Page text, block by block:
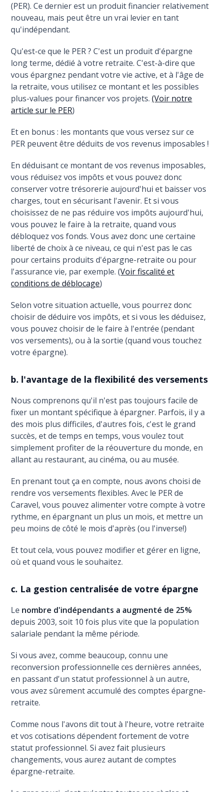
(PER). Ce dernier est un produit financier relativement
nouveau, mais peut être un vrai levier en tant
qu'indépendant.
Qu'est-ce que le PER ? C'est un produit d'épargne
long terme, dédié à votre retraite. C'est-à-dire que
vous épargnez pendant votre vie active, et à l'âge de
la retraite, vous utilisez ce montant et les possibles
plus-values pour financer vos projets.(Voir notre
article sur le PER)
Et en bonus : les montants que vous versez sur ce
PER peuvent être déduits de vos revenus imposables !
En déduisant ce montant de vos revenus imposables,
vous réduisez vos impôts et vous pouvez donc
conserver votre trésorerie aujourd'hui et baisser vos
charges, tout en sécurisant l'avenir. Et si vous
choisissez de ne pas réduire vos impôts aujourd'hui,
vous pouvez le faire à la retraite, quand vous
débloquez vos fonds. Vous avez donc une certaine
liberté de choix à ce niveau, ce qui n'est pas le cas
pour certains produits d'épargne-retraite ou pour
l'assurance vie, par exemple. (Voir fiscalité et
conditions de déblocage)
Selon votre situation actuelle, vous pourrez donc
choisir de déduire vos impôts, et si vous les déduisez,
vous pouvez choisir de le faire à l'entrée (pendant
vos versements), ou à la sortie (quand vous touchez
votre épargne).
b. l'avantage de la flexibilité des versements
Nous comprenons qu'il n'est pas toujours facile de
fixer un montant spécifique à épargner. Parfois, il y a
des mois plus difficiles, d'autres fois, c'est le grand
succès, et de temps en temps, vous voulez tout
simplement profiter de la réouverture du monde, en
allant au restaurant, au cinéma, ou au musée.
En prenant tout ça en compte, nous avons choisi de
rendre vos versements flexibles. Avec le PER de
Caravel, vous pouvez alimenter votre compte à votre
rythme, en épargnant un plus un mois, et mettre un
peu moins de côté le mois d'après (ou l'inverse!)
Et tout cela, vous pouvez modifier et gérer en ligne,
où et quand vous le souhaitez.
c. La gestion centralisée de votre épargne
Le nombre d'indépendants a augmenté de 25%
depuis 2003, soit 10 fois plus vite que la population
salariale pendant la même période.
Si vous avez, comme beaucoup, connu une
reconversion professionnelle ces dernières années,
en passant d'un statut professionnel à un autre,
vous avez sûrement accumulé des comptes épargne-
retraite.
Comme nous l'avons dit tout à l'heure, votre retraite
et vos cotisations dépendent fortement de votre
statut professionnel. Si avez fait plusieurs
changements, vous aurez autant de comptes
épargne-retraite.